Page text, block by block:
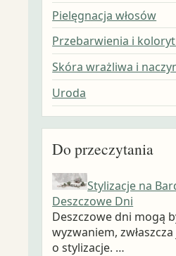
Pielęgnacja włosów
Przebarwienia i
Skóra wrażliwa i
Uroda
Do przeczytania
Stylizacje na
Deszczowe Dni
Deszczowe dni mogą
wyzwaniem,
o stylizacje. …